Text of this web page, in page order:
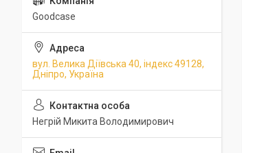
Goodcase
вул. Велика Діївська 40, індекс 49128,
Дніпро, Україна
Негрій Микита Володимирович